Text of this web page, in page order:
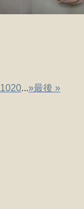
1020...»最後 »